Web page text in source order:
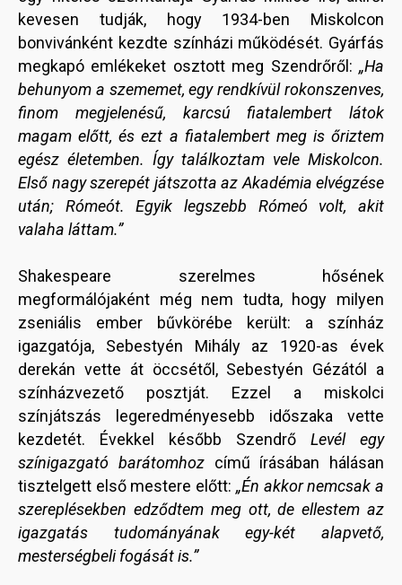
kevesen tudják, hogy 1934-ben Miskolcon
bonvivánként kezdte színházi működését. Gyárfás
megkapó emlékeket osztott meg Szendrőről: „Ha
behunyom a szememet, egy rendkívül rokonszenves,
finom megjelenésű, karcsú fiatalembert látok
magam előtt, és ezt a fiatalembert meg is őriztem
egész életemben. Így találkoztam vele Miskolcon.
Első nagy szerepét játszotta az Akadémia elvégzése
után; Rómeót. Egyik legszebb Rómeó volt, akit
valaha láttam.”
Shakespeare szerelmes hősének
megformálójaként még nem tudta, hogy milyen
zseniális ember bűvkörébe került: a színház
igazgatója, Sebestyén Mihály az 1920-as évek
derekán vette át öccsétől, Sebestyén Gézától a
színházvezető posztját. Ezzel a miskolci
színjátszás legeredményesebb időszaka vette
kezdetét. Évekkel később Szendrő Levél egy
színigazgató barátomhozcímű írásában hálásan
tisztelgett első mestere előtt: „Én akkor nemcsak a
szereplésekben edződtem meg ott, de ellestem az
igazgatás tudományának egy-két alapvető,
mesterségbeli fogását is.”